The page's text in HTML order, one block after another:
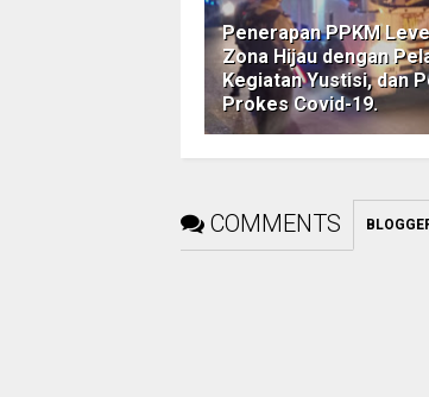
Penerapan PPKM
Zona Hijau dengan
Kegiatan Yustisi, dan
Prokes Covid-19.
COMMENTS